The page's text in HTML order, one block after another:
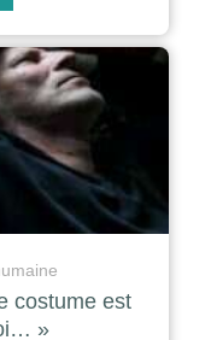
costume est
»